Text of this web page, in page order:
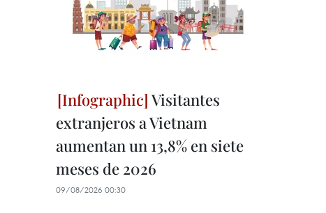
Visitantes
extranjeros a Vietnam
aumentan un 13,8% en siete
meses de 2026
09/08/2026 00:30